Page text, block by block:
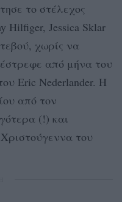
το στέλεχος
Hilfiger, Jessica Sklar
χωρίς να
από μήνα του
Eric Nederlander. Η
από τον
(!) και
του